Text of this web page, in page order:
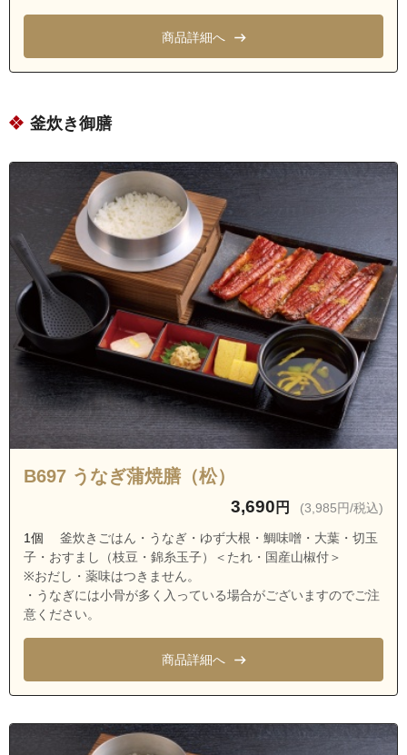
商品詳細へ
釜炊き御膳
B697 うなぎ蒲焼膳（松）
3,690 円 (3,985円/税込)
1個
釜炊きごはん・うなぎ・ゆず大根・鯛味噌・大葉・切玉
子・おすまし（枝豆・錦糸玉子）＜たれ・国産山椒付＞
※おだし・薬味はつきません。
・うなぎには小骨が多く入っている場合がございますのでご注
意ください。
商品詳細へ